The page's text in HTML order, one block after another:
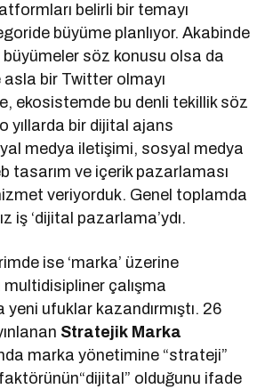
belirli bir temayı
büyüme planlıyor. Akabinde
söz konusu olsa da
asla bir Twitter olmayı
ekosistemde bu denli tekillik söz
yıllarda bir dijital ajans
medya iletişimi, sosyal medya
tasarım ve içerik pazarlaması
veriyorduk. Genel toplamda
iş ‘dijital pazarlama’ydı.
ise ‘marka’ üzerine
multidisipliner çalışma
ufuklar kazandırmıştı. 26
Stratejik Marka
marka yönetimine “strateji”
olduğunu ifade